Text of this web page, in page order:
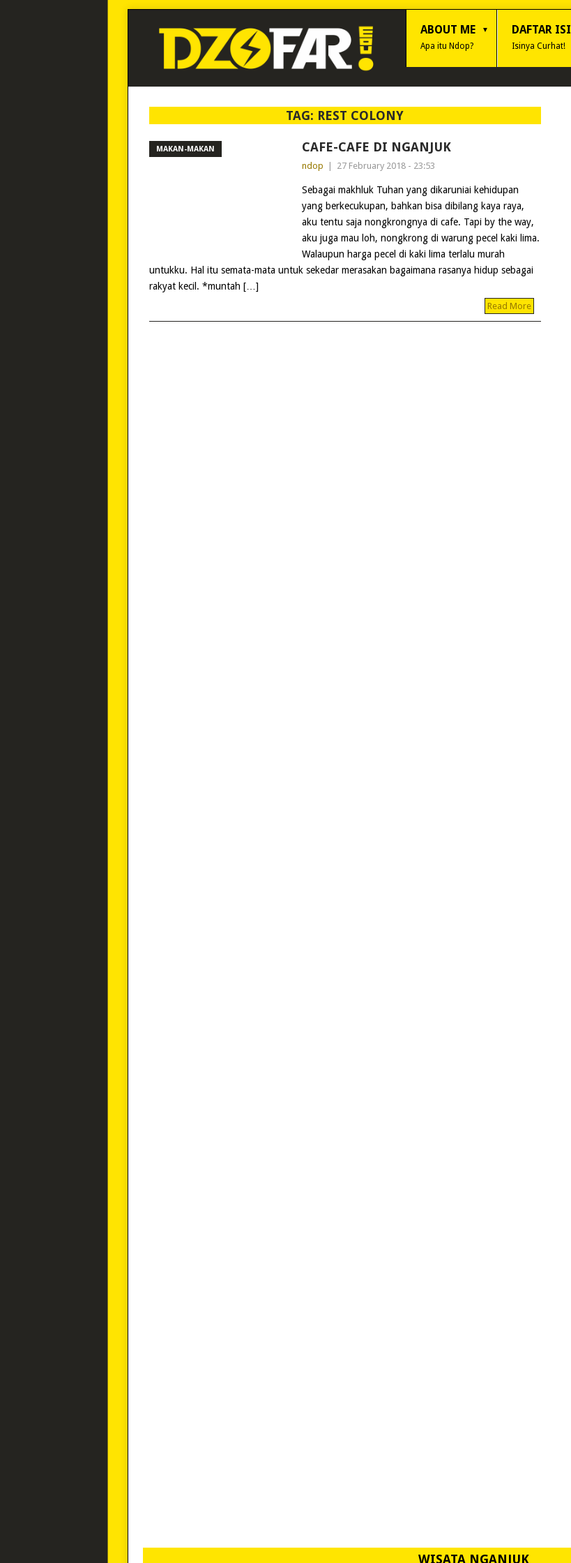
ABOUT ME
Apa itu Ndop?
DAFTAR ISI
Isinya Curhat!
TAG: REST COLONY
MAKAN-MAKAN CAFE-CAFE DI NGANJUK
ndop 27 February 2018 - 23:53
Sebagai makhluk Tuhan yang dikaruniai kehidupan
yang berkecukupan, bahkan bisa dibilang kaya raya,
aku tentu saja nongkrongnya di cafe. Tapi by the way,
aku juga mau loh, nongkrong di warung pecel kaki lima.
Walaupun harga pecel di kaki lima terlalu murah
untukku. Hal itu semata-mata untuk sekedar merasakan bagaimana rasanya hidup sebagai
rakyat kecil. *muntah […]
Read More
WISATA NGANJUK